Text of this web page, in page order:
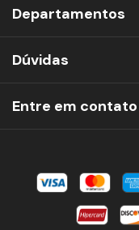
Departamentos
Dúvidas
Entre em contato